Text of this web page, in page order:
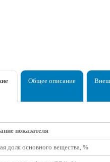
Общее описание
показателя
доля основного вещества, %